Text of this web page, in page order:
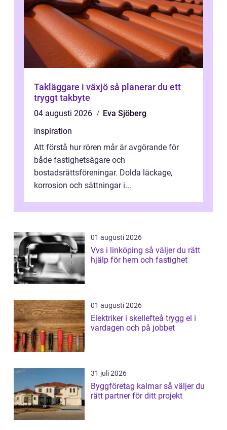
Takläggare i växjö så planerar du ett
tryggt takbyte
04 augusti 2026
Eva Sjöberg
inspiration
Att förstå hur rören mår är avgörande för
både fastighetsägare och
bostadsrättsföreningar. Dolda läckage,
korrosion och sättningar i...
01 augusti 2026
Vvs i linköping så väljer du rätt
hjälp för hem och fastighet
01 augusti 2026
Elektriker i skellefteå trygg el i
vardagen och på jobbet
31 juli 2026
Byggföretag kalmar så väljer du
rätt partner för ditt projekt